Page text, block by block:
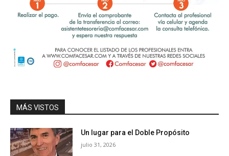
MÁS VISTOS
Un lugar para el Doble Propósito
julio 31, 2026